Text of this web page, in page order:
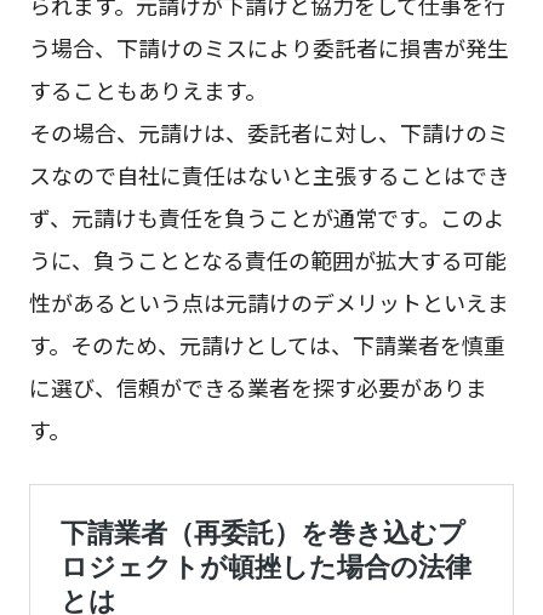
う場合、下請けのミスにより委託者に損害が発生
することもありえます。
その場合、元請けは、委託者に対し、下請けのミ
スなので自社に責任はないと主張することはでき
ず、元請けも責任を負うことが通常です。このよ
うに、負うこととなる責任の範囲が拡大する可能
性があるという点は元請けのデメリットといえま
す。そのため、元請けとしては、下請業者を慎重
に選び、信頼ができる業者を探す必要がありま
す。